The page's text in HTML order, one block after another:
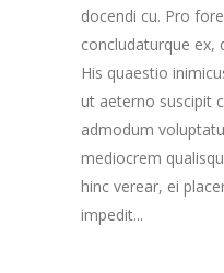
docendi cu. Pro
concludaturque ex,
His quaestio
ut aeterno suscipit
admodum
mediocrem
hinc verear, ei
impedit...